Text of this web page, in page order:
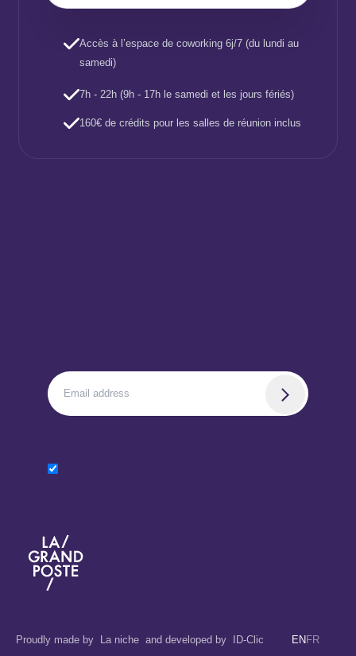
Accès à l’espace de coworking 6j/7 (du lundi au
samedi)
7h - 22h (9h - 17h le samedi et les jours fériés)
160€ de crédits pour les salles de réunion inclus
Proudly made by La niche and developed by ID-Clic EN FR